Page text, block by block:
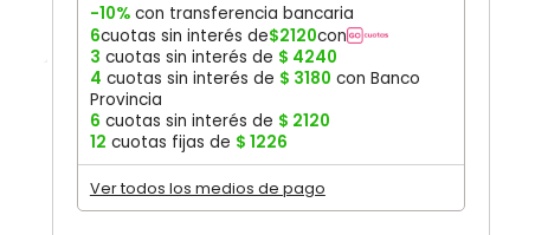
-10%con transferencia bancaria
6cuotas sin interés de$2120con
3 cuotas sin interés de $ 4240
4 cuotas sin interés de $ 3180 con Banco
Provincia
6 cuotas sin interés de $ 2120
12 cuotas fijas de $ 1226
Ver todos los medios de pago